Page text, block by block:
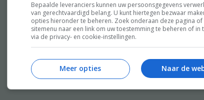
Bepaalde leveranciers kunnen uw persoonsgegevens
van gerechtvaardigd belang. U kunt hiertegen bezwaar
opties hieronder te beheren. Zoek onderaan deze pagina of
sitemenu naar een link om uw toestemming te beheren of in
via de privacy- en cookie-instellingen.
Naar de
Meer opties